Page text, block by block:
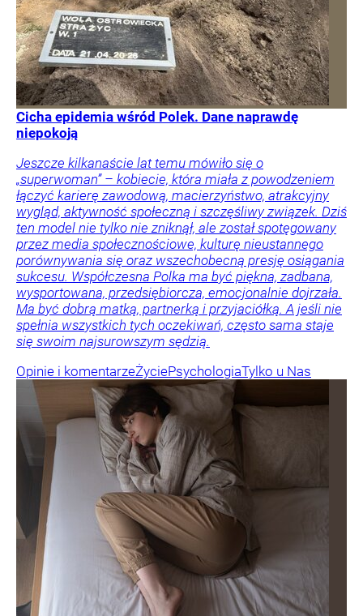
Cicha epidemia wśród Polek. Dane naprawdę
niepokoją
Jeszcze kilkanaście lat temu mówiło się o
„superwoman” – kobiecie, która miała z powodzeniem
łączyć karierę zawodową, macierzyństwo, atrakcyjny
wygląd, aktywność społeczną i szczęśliwy związek. Dziś
ten model nie tylko nie zniknął, ale został spotęgowany
przez media społecznościowe, kulturę nieustannego
porównywania się oraz wszechobecną presję osiągania
sukcesu. Współczesna Polka ma być piękna, zadbana,
wysportowana, przedsiębiorcza, emocjonalnie dojrzała.
Ma być dobrą matką, partnerką i przyjaciółką. A jeśli nie
spełnia wszystkich tych oczekiwań, często sama staje
się swoim najsurowszym sędzią.
Opinie i komentarzeŻyciePsychologiaTylko u Nas